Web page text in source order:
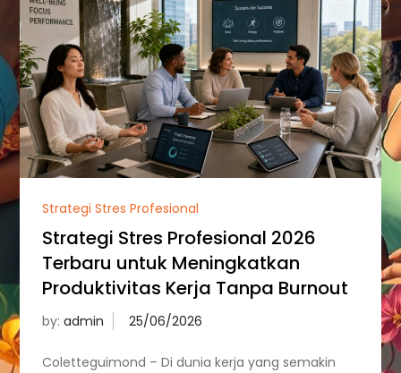
Strategi Stres Profesional
Strategi Stres Profesional 2026
Terbaru untuk Meningkatkan
Produktivitas Kerja Tanpa Burnout
by:admin
Coletteguimond – Di dunia kerja yang semakin